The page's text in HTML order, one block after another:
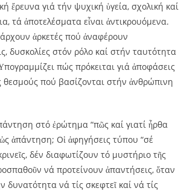
ἔρευνα γιά τήν ψυχική ὑγεία, σχολική καί
τά ἀποτελέσματα εἶναι ἀντικρουόμενα.
ἀρκετές πού ἀναφέρουν
δυσκολίες στόν ρόλο καί στήν ταυτότητα
πώς πρόκειται γιά ἀποφάσεις
πού βασίζονται στήν ἀνθρώπινη
στό ἐρώτημα “πῶς καί γιατί ἦρθα
ἀπάντηση; Οἱ ἀφηγήσεις τύπου “σέ
δέν διαφωτίζουν τό μυστήριο τῆς
νά προτείνουν ἀπαντήσεις, ὅταν
δυνατότητα νά τίς σκεφτεῖ καί νά τίς